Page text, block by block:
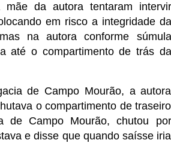
da autora tentaram intervir
em risco a integridade da
na autora conforme súmula
até o compartimento de trás da
de Campo Mourão, a autora
o compartimento de traseiro
de Campo Mourão, chutou por
e disse que quando saísse iria